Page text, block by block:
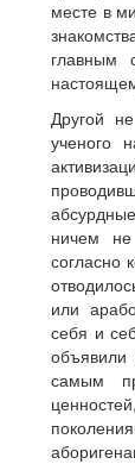
месте в
главным
Другой
ученого
ничем не
согласно
или
себя и
самым